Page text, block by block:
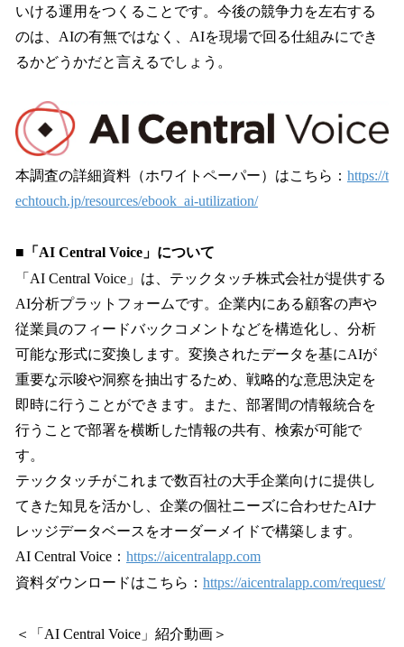
いける運用をつくることです。今後の競争力を左右する
のは、AIの有無ではなく、AIを現場で回る仕組みにでき
るかどうかだと言えるでしょう。
本調査の詳細資料（ホワイトペーパー）はこちら： https://t
echtouch.jp/resources/ebook_ai-utilization/
■「AI Central Voice」について
「AI Central Voice」は、テックタッチ株式会社が提供する
AI分析プラットフォームです。企業内にある顧客の声や
従業員のフィードバックコメントなどを構造化し、分析
可能な形式に変換します。変換されたデータを基にAIが
重要な示唆や洞察を抽出するため、戦略的な意思決定を
即時に行うことができます。また、部署間の情報統合を
行うことで部署を横断した情報の共有、検索が可能で
す。
テックタッチがこれまで数百社の大手企業向けに提供し
てきた知見を活かし、企業の個社ニーズに合わせたAIナ
レッジデータベースをオーダーメイドで構築します。
AI Central Voice： https://aicentralapp.com
資料ダウンロードはこちら： https://aicentralapp.com/request/
＜「AI Central Voice」紹介動画＞